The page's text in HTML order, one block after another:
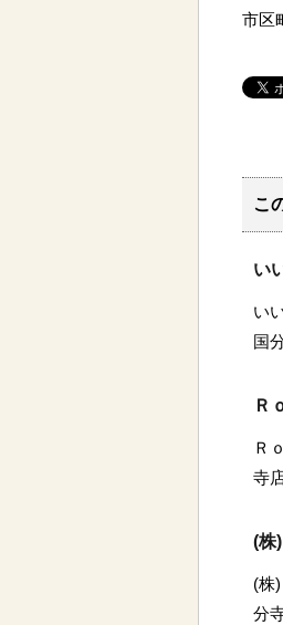
市区
こ
い
い
国
Ｒ
Ｒ
寺
(株
(株
分